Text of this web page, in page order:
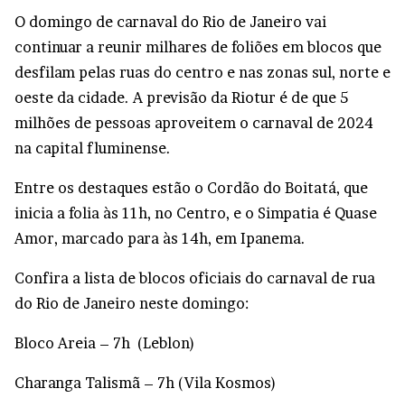
O domingo de carnaval do Rio de Janeiro vai
continuar a reunir milhares de foliões em blocos que
desfilam pelas ruas do centro e nas zonas sul, norte e
oeste da cidade. A previsão da Riotur é de que 5
milhões de pessoas aproveitem o carnaval de 2024
na capital fluminense.
Entre os destaques estão o Cordão do Boitatá, que
inicia a folia às 11h, no Centro, e o Simpatia é Quase
Amor, marcado para às 14h, em Ipanema.
Confira a lista de blocos oficiais do carnaval de rua
do Rio de Janeiro neste domingo:
Bloco Areia – 7h (Leblon)
Charanga Talismã – 7h (Vila Kosmos)